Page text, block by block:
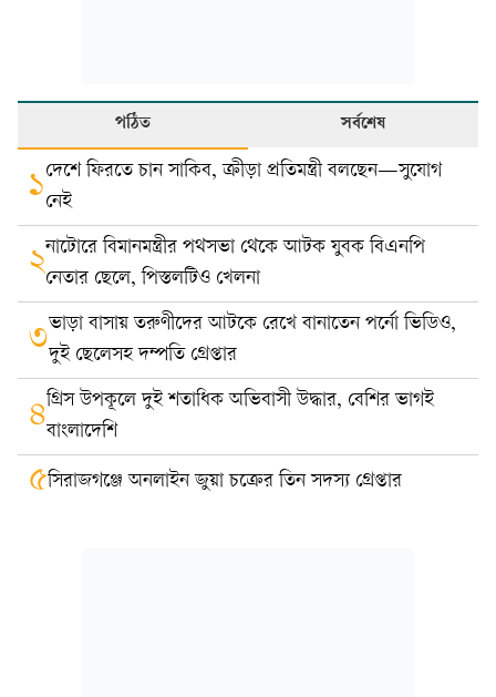
পঠিত সর্বশেষ
১দেশে ফিরতে চান সাকিব, ক্রীড়া প্রতিমন্ত্রী বলছেন—সুযোগ
নেই
২নাটোরে বিমানমন্ত্রীর পথসভা থেকে আটক যুবক বিএনপি
নেতার ছেলে, পিস্তলটিও খেলনা
৩ভাড়া বাসায় তরুণীদের আটকে রেখে বানাতেন পর্নো ভিডিও,
দুই ছেলেসহ দম্পতি গ্রেপ্তার
৪গ্রিস উপকূলে দুই শতাধিক অভিবাসী উদ্ধার, বেশির ভাগই
বাংলাদেশি
৫সিরাজগঞ্জে অনলাইন জুয়া চক্রের তিন সদস্য গ্রেপ্তার